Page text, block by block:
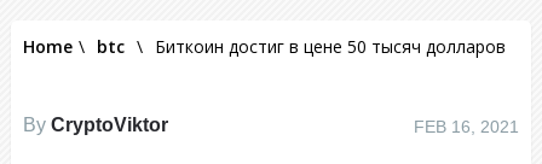
Home \ btc \ Биткоин достиг в цене 50 тысяч долларов
By CryptoViktor FEB 16, 2021